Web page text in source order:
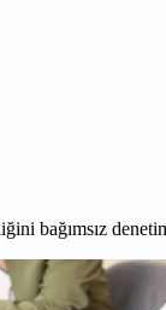
bağımsız